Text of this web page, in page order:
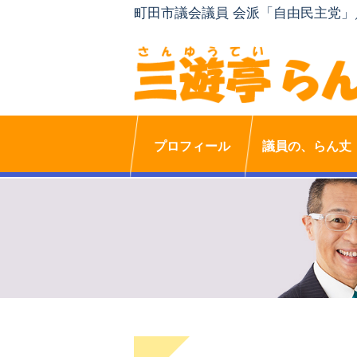
町田市議会議員 会派「自由民主党
プロフィール 議員の、らん丈